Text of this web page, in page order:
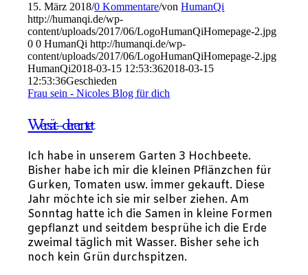
15. März 2018/0 Kommentare/vonHumanQi
http://humanqi.de/wp-
content/uploads/2017/06/LogoHumanQiHomepage-2.jpg
0 0 HumanQi http://humanqi.de/wp-
content/uploads/2017/06/LogoHumanQiHomepage-2.jpg
HumanQi2018-03-15 12:53:362018-03-15
12:53:36Geschieden
Frau sein - Nicoles Blog für dich
Wer sät – der erntet
Ich habe in unserem Garten 3 Hochbeete.
Bisher habe ich mir die kleinen Pflänzchen für
Gurken, Tomaten usw. immer gekauft. Diese
Jahr möchte ich sie mir selber ziehen. Am
Sonntag hatte ich die Samen in kleine Formen
gepflanzt und seitdem besprühe ich die Erde
zweimal täglich mit Wasser. Bisher sehe ich
noch kein Grün durchspitzen.